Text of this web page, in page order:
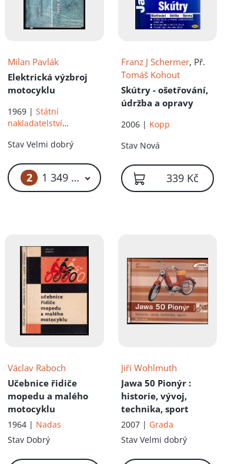
Milan Pavlák
Elektrická výzbroj
motocyklu
1969 |Státní
nakladatelství
StavVelmi dobrý
2 1 349 Kč – 1 599 Kč
Franz J Schermer, Př.
Tomáš Kohout
Skútry - ošetřování,
údržba a opravy
2006 | Kopp
Stav Nová
339 Kč
Václav Raboch
Učebnice řidiče
mopedu a malého
motocyklu
1964 | Nadas
Stav Dobrý
Jiří Wohlmuth
Jawa 50 Pionýr :
historie, vývoj,
technika, sport
2007 | Grada
Stav Velmi dobrý